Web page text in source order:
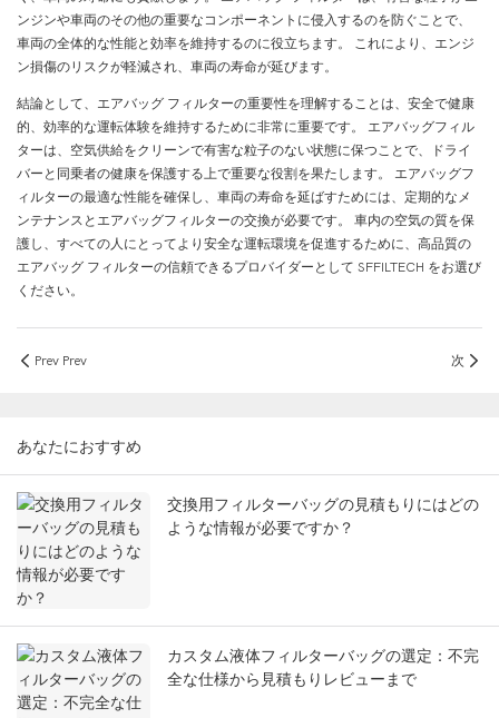
ンジンや車両のその他の重要なコンポーネントに侵入するのを防ぐことで、
車両の全体的な性能と効率を維持するのに役立ちます。 これにより、エンジ
ン損傷のリスクが軽減され、車両の寿命が延びます。
結論として、エアバッグ フィルターの重要性を理解することは、安全で健康
的、効率的な運転体験を維持するために非常に重要です。 エアバッグフィル
ターは、空気供給をクリーンで有害な粒子のない状態に保つことで、ドライ
バーと同乗者の健康を保護する上で重要な役割を果たします。 エアバッグフ
ィルターの最適な性能を確保し、車両の寿命を延ばすためには、定期的なメ
ンテナンスとエアバッグフィルターの交換が必要です。 車内の空気の質を保
護し、すべての人にとってより安全な運転環境を促進するために、高品質の
エアバッグ フィルターの信頼できるプロバイダーとして SFFILTECH をお選び
ください。
Prev Prev 次
あなたにおすすめ
交換用フィルターバッグの見積もりにはどの
ような情報が必要ですか？
カスタム液体フィルターバッグの選定：不完
全な仕様から見積もりレビューまで